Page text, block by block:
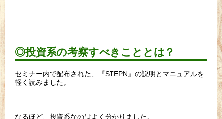
◎投資系の考察すべきこととは？
セミナー内で配布された、『STEPN』の説明とマニュアルを
軽く読みました。
なるほど、投資系なのはよく分かりました。